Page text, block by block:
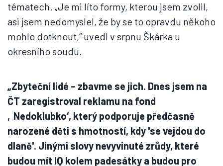
tématech. „Je mi líto formy, kterou jsem zvolil,
asi jsem nedomyslel, že by se to opravdu někoho
mohlo dotknout,“ uvedl v srpnu Škárka u
okresního soudu.
„Zbyteční lidé – zbavme se jich. Dnes jsem na
ČT zaregistroval reklamu na fond
‚Nedoklubko‘, který podporuje předčasně
narozené děti s hmotností, kdy 'se vejdou do
dlaně'. Jinými slovy nevyvinuté zrůdy, které
budou mít IQ kolem padesátky a budou pro